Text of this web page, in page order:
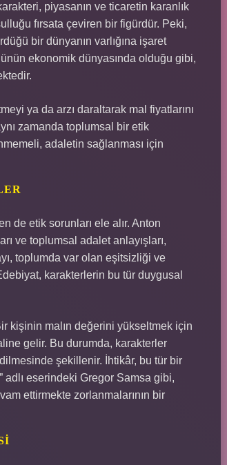
piyasanın ve ticaretin karanlık
fırsata çeviren bir figürdür. Peki,
bir dünyanın varlığına işaret
ekonomik dünyasında olduğu gibi,
ya da arzı daraltarak mal fiyatlarını
zamanda toplumsal bir etik
adaletin sağlanması için
de etik sorunları ele alır. Anton
ve toplumsal adalet anlayışları,
toplumda var olan eşitsizliği ve
karakterlerin bu tür duygusal
kişinin malın değerini yükseltmek için
gelir. Bu durumda, karakterler
şekillenir. İhtikâr, bu tür bir
adlı eserindeki Gregor Samsa gibi,
ettirmekte zorlanmalarının bir